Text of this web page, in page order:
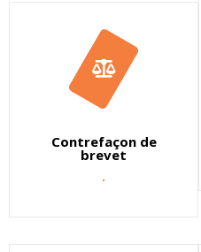
Contrefaçon de
brevet
.